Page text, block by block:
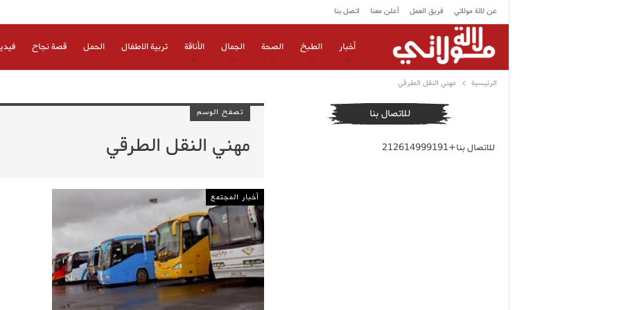
عن لالة مولاتي فريق العمل أعلن معنا اتصل بنا
أخبار الطبخ الصحة الجمال الأناقة تربية الاطفال الحمل قصة نجاح
الرئيسية مهني النقل الطرقي
تصفح الوسم
مهني النقل الطرقي
أخبار المجتمع
للاتصال بنا
للاتصال بنا+212614999191